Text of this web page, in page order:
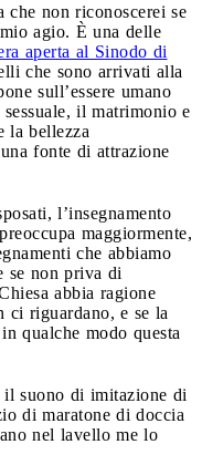
non riconoscerei se
agio. È una delle
aperta al Sinodo di
che sono arrivati alla
sull’essere umano
il matrimonio e
la bellezza
fonte di attrazione
l’insegnamento
maggiormente,
che abbiamo
se non priva di
abbia ragione
ci riguardano, e se la
qualche modo questa
il suono di imitazione di
di maratone di doccia
nel lavello me lo